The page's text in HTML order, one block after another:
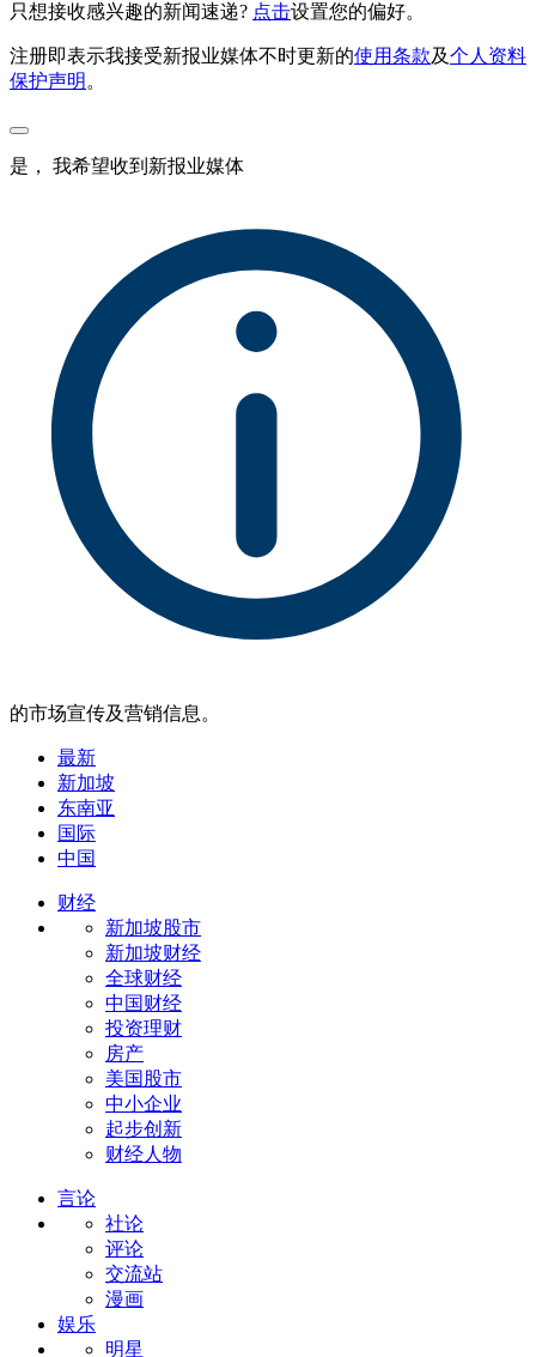
只想接收感兴趣的新闻速递? 点击设置您的偏好。
注册即表示我接受新报业媒体不时更新的使用条款及个人资料
保护声明 。
是， 我希望收到新报业媒体
的市场宣传及营销信息。
最新
新加坡
东南亚
国际
中国
财经
新加坡股市
新加坡财经
全球财经
中国财经
投资理财
房产
美国股市
中小企业
起步创新
财经人物
言论
社论
评论
交流站
漫画
娱乐
明星